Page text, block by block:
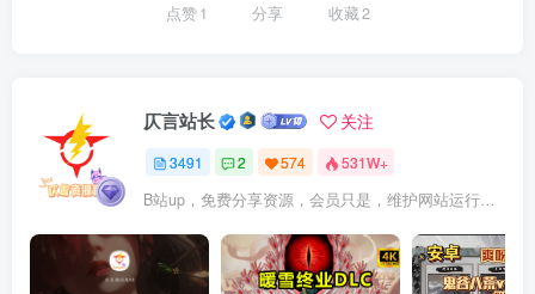
点赞1 分享 收藏2
仄言站长 关注
3491 2 574 531W+
B站up，免费分享资源，会员只是，维护网站运行，会员权利为可以支持本地下载，更多内容，敬请期待！